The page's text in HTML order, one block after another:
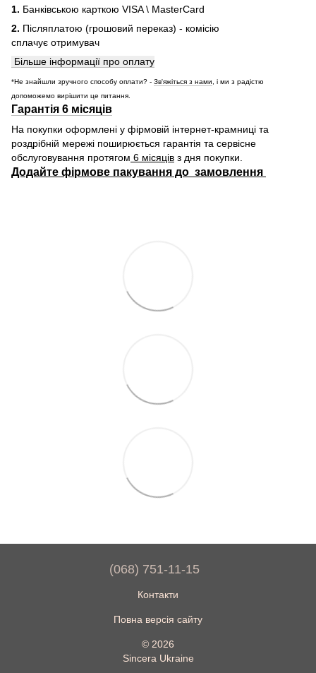
1. Банківською карткою VISA \ MasterCard
2. Післяплатою (грошовий переказ) - комісію
сплачує отримувач
Більше інформації про оплату
*Не знайшли зручного способу оплати? - Зв'яжіться з нами, і ми з радістю
допоможемо вирішити це питання.
Гарантія 6 місяців
На покупки оформлені у фірмовій інтернет-крамниці та
роздрібній мережі поширюється гарантія та сервісне
обслуговування протягом 6 місяців з дня покупки.
Додайте фірмове пакування до замовлення
(068) 751-11-15
Контакти
Повна версія сайту
© 2026
Sincera Ukraine